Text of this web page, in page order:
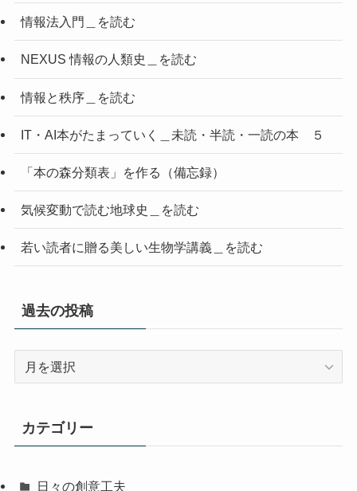
情報法入門＿を読む
NEXUS 情報の人類史＿を読む
情報と秩序＿を読む
IT・AI本がたまっていく＿未読・半読・一読の本 ５
「本の森分類表」を作る（備忘録）
気候変動で読む地球史＿を読む
若い読者に贈る美しい生物学講義＿を読む
過去の投稿
稿
カテゴリー
日々の創意工夫